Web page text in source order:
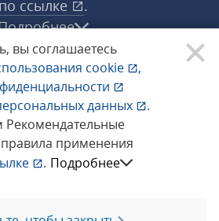
вы соглашаетесь
cookie
,
данных
.
применения
. Подробнее
по ссылке
.
®. Все права
защищены.
об ошибке